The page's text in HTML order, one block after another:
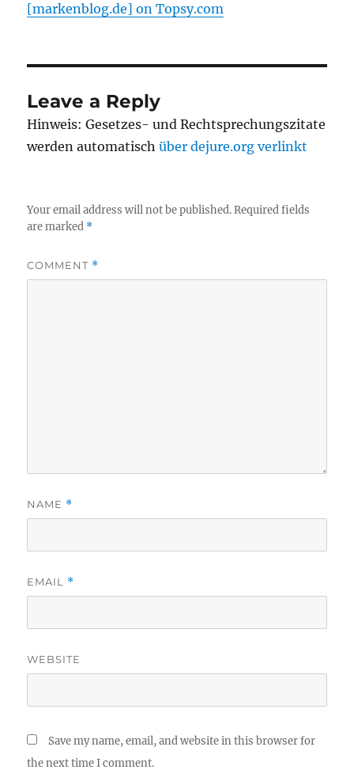
[markenblog.de] on Topsy.com
Leave a Reply
Hinweis: Gesetzes- und Rechtsprechungszitate
werden automatischüber dejure.org verlinkt
Your email address will not be published. Required fields
are marked *
COMMENT *
NAME *
EMAIL *
WEBSITE
Save my name, email, and website in this browser for
the next time I comment.